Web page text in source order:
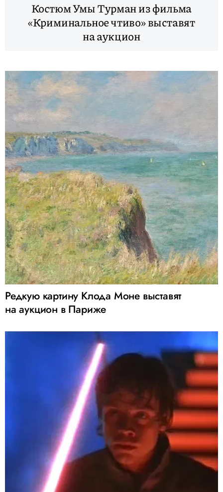
Костюм Умы Турман из фильма
«Криминальное чтиво» выставят
на аукцион
Редкую картину Клода Моне выставят
на аукцион в Париже